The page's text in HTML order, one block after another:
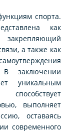
спорта.
как
а также как
заключении
уникальным
выполняет
оставаясь
современного